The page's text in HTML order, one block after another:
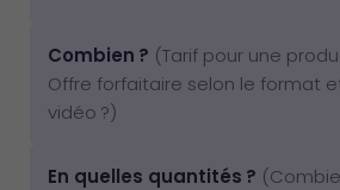
Combien ? (Tarif pour une
Offre forfaitaire selon le format
vidéo ?)
En quelles quantités ?